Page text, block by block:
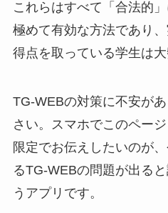
これらはすべて「合法的
極めて有効な方法であり
得点を取っている学生は大
TG-WEBの対策に不安が
さい。スマホでこのペー
限定でお伝えしたいのが
るTG-WEBの問題が出ると
うアプリです。